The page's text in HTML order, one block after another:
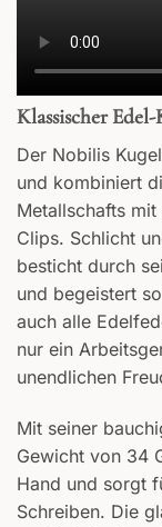
Klassischer
Der Nobilis
und kombiniert
Metallschafts
Clips. Schlicht
besticht durch
und begeistert
auch alle
nur ein
unendlichen
Mit seiner
Gewicht von 34
Hand und sorgt
Schreiben. Die